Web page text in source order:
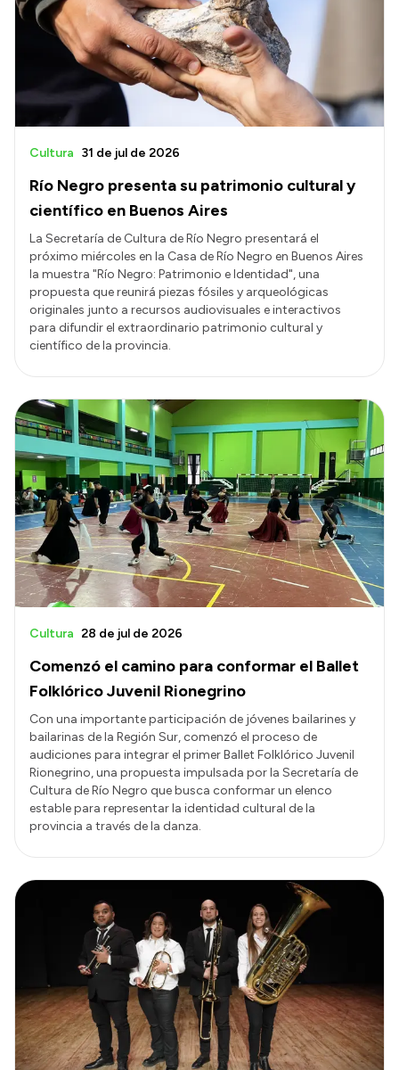
Río Negro presenta su patrimonio cultural y
científico en Buenos Aires
Cultura 31 de jul de 2026
La Secretaría de Cultura de Río Negro presentará el
próximo miércoles en la Casa de Río Negro en Buenos Aires
la muestra "Río Negro: Patrimonio e Identidad", una
propuesta que reunirá piezas fósiles y arqueológicas
originales junto a recursos audiovisuales e interactivos
para difundir el extraordinario patrimonio cultural y
científico de la provincia.
Comenzó el camino para conformar el Ballet
Folklórico Juvenil Rionegrino
Cultura 28 de jul de 2026
Con una importante participación de jóvenes bailarines y
bailarinas de la Región Sur, comenzó el proceso de
audiciones para integrar el primer Ballet Folklórico Juvenil
Rionegrino, una propuesta impulsada por la Secretaría de
Cultura de Río Negro que busca conformar un elenco
estable para representar la identidad cultural de la
provincia a través de la danza.